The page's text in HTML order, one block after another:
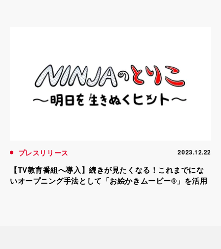
プレスリリース 2023.12.22
【TV教育番組へ導入】続きが見たくなる！これまでにな
いオープニング手法として「お絵かきムービー®」を活用